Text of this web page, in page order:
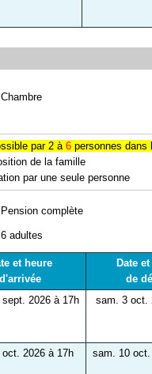
Chambre
par 2 à 6 personnes dans
de la famille
par une seule personne
Pension complète
6 adultes
et heure
d'arrivée
Date
de
2026 à 17h sam. 3 oct.
2026 à 17h sam. 10